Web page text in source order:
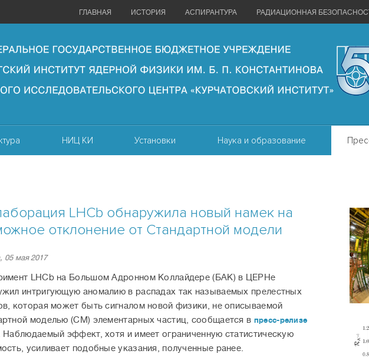
ГЛАВНАЯ ИСТОРИЯ АСПИРАНТУРА РАДИАЦИОННАЯ
НИЦ КИ Установки Наука и образование
LHCb обнаружила новый намек на
отклонение от Стандартной модели
05 мая 2017
LHCb на Большом Адронном Коллайдере (БАК) в ЦЕРНе
интригующую аномалию в распадах так называемых прелестных
которая может быть сигналом новой физики, не описываемой
моделью (СМ) элементарных частиц, сообщается в пресс-релизе
Наблюдаемый эффект, хотя и имеет ограниченную статистическую
усиливает подобные указания, полученные ранее.